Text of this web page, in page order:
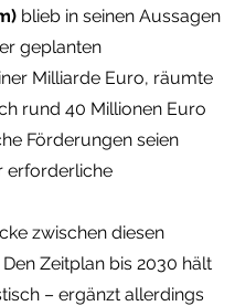
blieb in seinen Aussagen
geplanten
Milliarde Euro, räumte
rund 40 Millionen Euro
Förderungen seien
erforderliche
zwischen diesen
Zeitplan bis 2030 hält
– ergänzt allerdings